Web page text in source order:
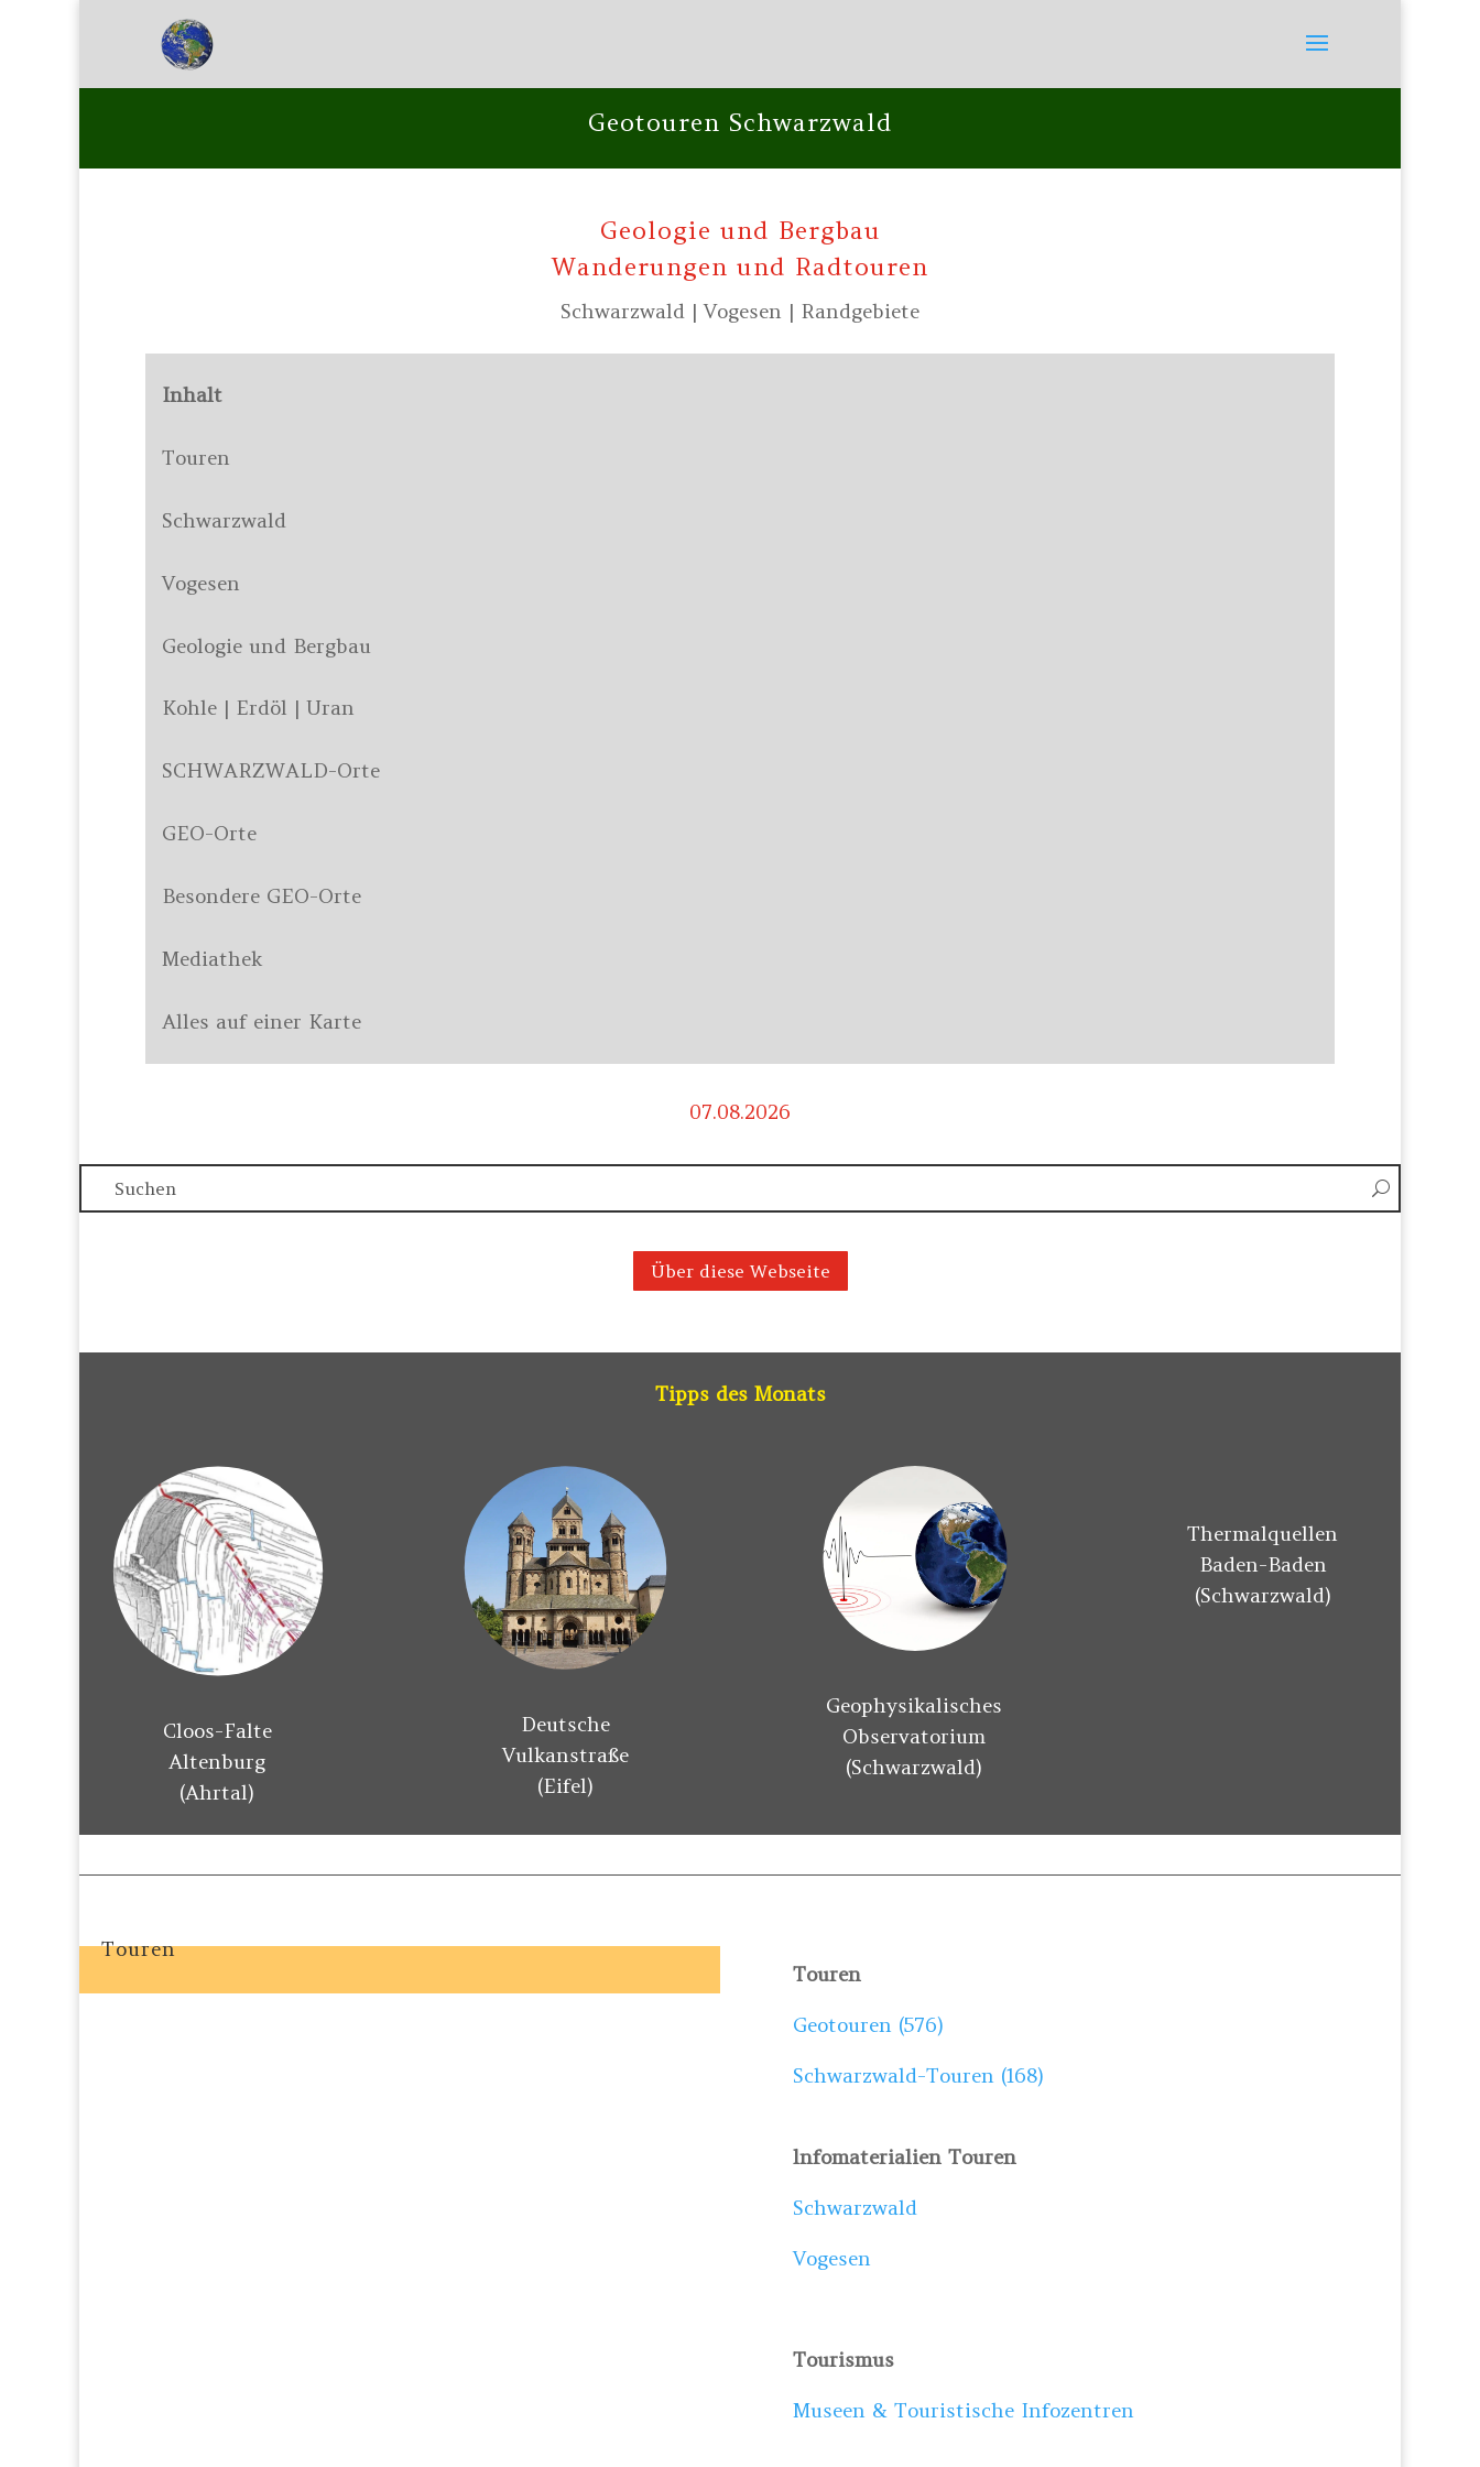
Geotouren Schwarzwald
Geologie und Bergbau
Wanderungen und Radtouren
Schwarzwald | Vogesen | Randgebiete
Inhalt
Touren
Schwarzwald
Vogesen
Geologie und Bergbau
Kohle | Erdöl | Uran
SCHWARZWALD-Orte
GEO-Orte
Besondere GEO-Orte
Mediathek
Alles auf einer Karte
07.08.2026
Über diese Webseite
Tipps des Monats
Cloos-Falte
Altenburg
(Ahrtal)
Deutsche
Vulkanstraße
(Eifel)
Geophysikalisches
Observatorium
(Schwarzwald)
Thermalquellen
Baden-Baden
(Schwarzwald)
Touren
Touren
Geotouren (576)
Schwarzwald-Touren (168)
lnfomaterialien Touren
Schwarzwald
Vogesen
Tourismus
Museen & Touristische Infozentren